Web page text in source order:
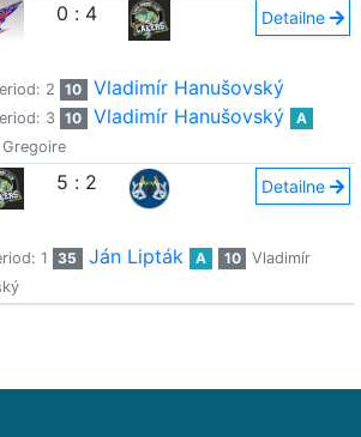
0 : 4 Detailne
2 10 Vladimír Hanušovský
3 10 Vladimír Hanušovský
A
Gregoire
5 : 2 Detailne
1 35 Ján Lipták A 10
Vladimír